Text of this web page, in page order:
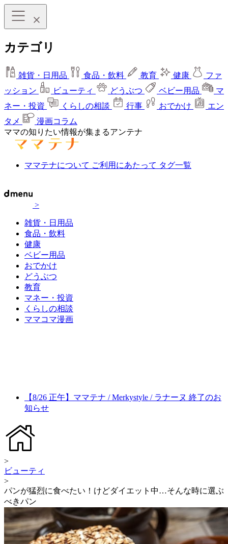
カテゴリ
雑貨・日用品 食品・飲料 教育 健康
ファ
ッション
ビューティ どうぶつ ベビー用品
マ
ネー・投資
くらしの相談 行事 おでかけ
エン
タメ
漫画コラム
ママの知りたい情報が集まるアンテナ
ママテナについて ご利用にあたって タグ一覧
>
雑貨・日用品
食品・飲料
健康
ベビー用品
おでかけ
どうぶつ
教育
マネー・投資
くらしの相談
ママコマ漫画
【8/26 正午】ママテナ / Merkystyle / ラナーヌ 終了のお
知らせ
>
ビューティ
>
パンが猛烈に食べたい！けどダイエット中…そんな時に選ぶ
べきパン